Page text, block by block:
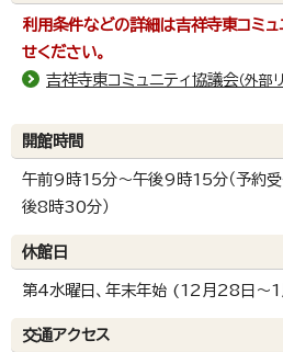
利用条件などの詳細は吉祥寺東コミ
せください。
吉祥寺東コミュニティ協議会（外部
開館時間
午前9時15分～午後9時15分（予約
後8時30分）
休館日
第4水曜日、年末年始 (12月28日～
交通アクセス